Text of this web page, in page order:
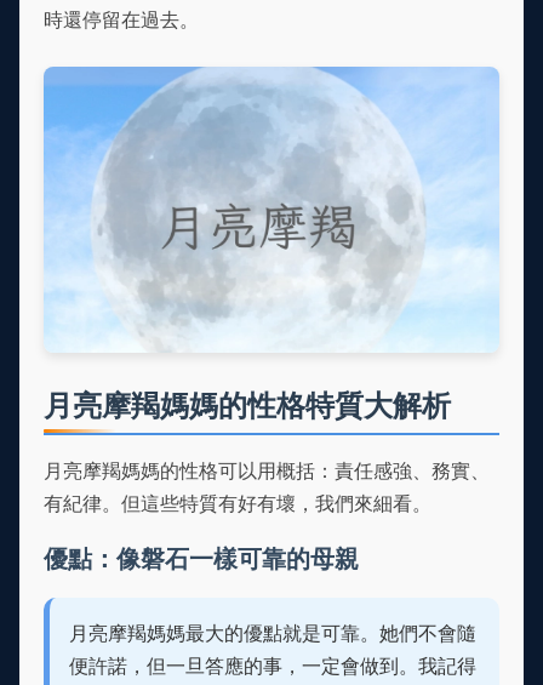
時還停留在過去。
月亮摩羯媽媽的性格特質大解析
月亮摩羯媽媽的性格可以用概括：責任感強、務實、
有紀律。但這些特質有好有壞，我們來細看。
優點：像磐石一樣可靠的母親
月亮摩羯媽媽最大的優點就是可靠。她們不會隨
便許諾，但一旦答應的事，一定會做到。我記得